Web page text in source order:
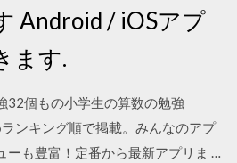
Android / iOSアプ
ます.
32個もの小学生の算数の勉強
ンキング順で掲載。みんなのアプ
ーも豊富！定番から最新アプリま …